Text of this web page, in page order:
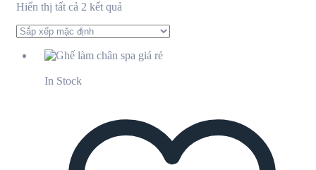
Hiển thị tất cả 2 kết quả
In Stock